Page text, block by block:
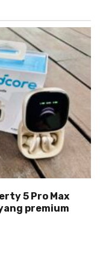
5 Pro Max
premium